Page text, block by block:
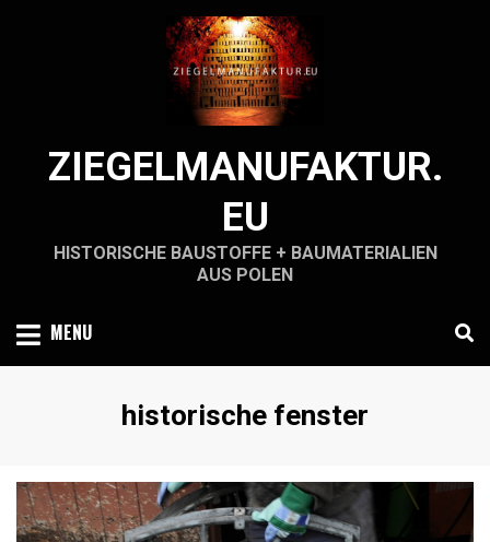
ZIEGELMANUFAKTUR.
EU
HISTORISCHE BAUSTOFFE + BAUMATERIALIEN
AUS POLEN
MENU
Schlagwort
:
historische fenster